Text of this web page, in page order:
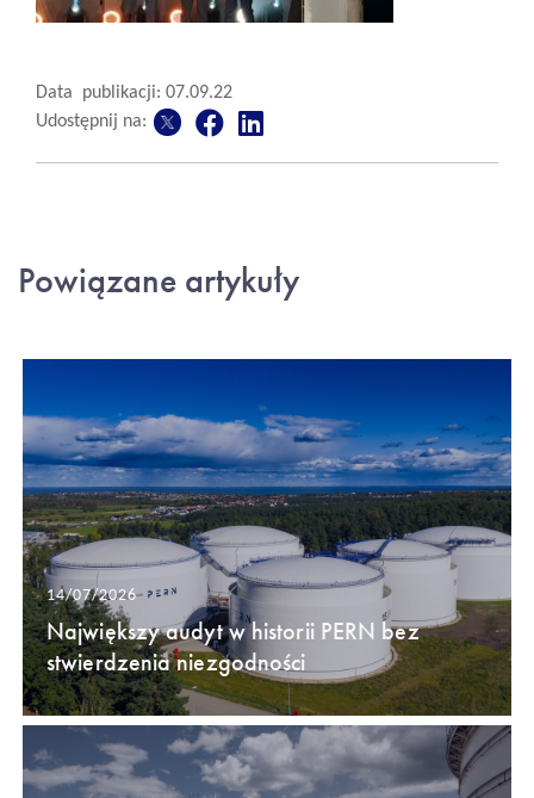
Data publikacji: 07.09.22
Udostępnij na:
Powiązane artykuły
14/07/2026
Największy audyt w historii PERN bez
stwierdzenia niezgodności